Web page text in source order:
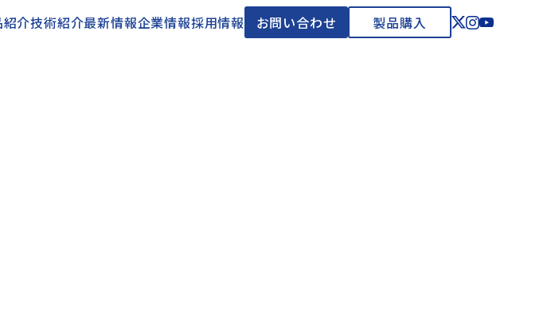
紹介技術紹介最新情報企業情報採用情報 お問い合わせ 製品購入